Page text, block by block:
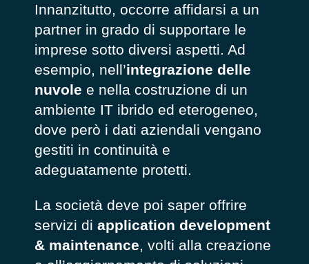
Innanzitutto, occorre affidarsi a un
partner in grado di supportare le
imprese sotto diversi aspetti. Ad
esempio, nell’integrazione delle
nuvole e nella costruzione di un
ambiente IT ibrido ed eterogeneo,
dove però i dati aziendali vengano
gestiti in continuità e
adeguatamente protetti.
La società deve poi saper offrire
servizi di application development
& maintenance, volti alla creazione